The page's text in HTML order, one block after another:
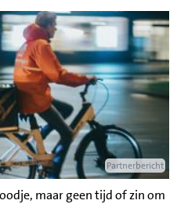
Partnerbericht
maar geen tijd of zin om